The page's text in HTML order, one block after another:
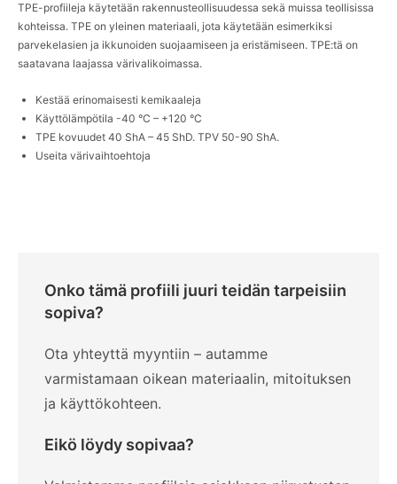
Yhteystiedot
English
TPE-profiileja käytetään rakennusteollisuudessa sekä muissa teollisissa
kohteissa. TPE on yleinen materiaali, jota käytetään esimerkiksi
parvekelasien ja ikkunoiden suojaamiseen ja eristämiseen. TPE:tä on
saatavana laajassa värivalikoimassa.
Kestää erinomaisesti kemikaaleja
Käyttölämpötila -40 °C – +120 °C
TPE kovuudet 40 ShA – 45 ShD. TPV 50-90 ShA.
Useita värivaihtoehtoja
Onko tämä profiili juuri teidän tarpeisiin
sopiva?
Ota yhteyttä myyntiin – autamme
varmistamaan oikean materiaalin, mitoituksen
ja käyttökohteen.
Eikö löydy sopivaa?